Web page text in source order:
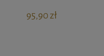
95,90 zł